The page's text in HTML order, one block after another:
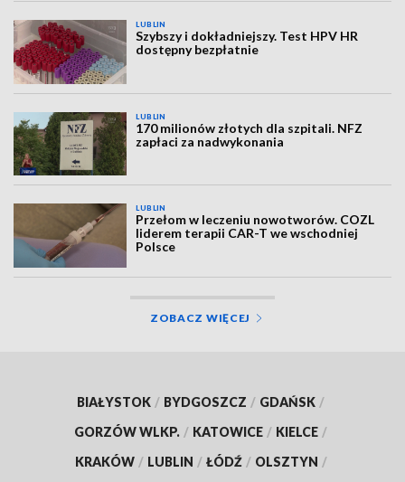
LUBLIN
Szybszy i dokładniejszy. Test HPV HR
dostępny bezpłatnie
LUBLIN
170 milionów złotych dla szpitali. NFZ
zapłaci za nadwykonania
LUBLIN
Przełom w leczeniu nowotworów. COZL
liderem terapii CAR-T we wschodniej
Polsce
ZOBACZ WIĘCEJ
BIAŁYSTOK / BYDGOSZCZ / GDAŃSK /
GORZÓW WLKP. / KATOWICE / KIELCE /
KRAKÓW / LUBLIN / ŁÓDŹ / OLSZTYN /